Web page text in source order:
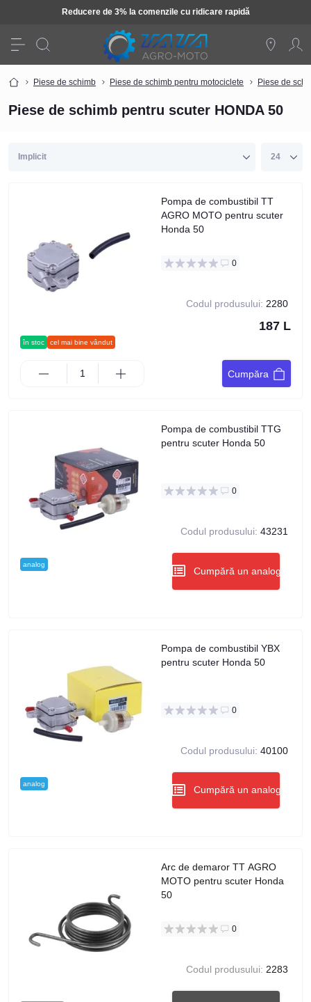
Reducere de 3% la comenzile cu ridicare rapidă
Piese de schimb Piese de schimb pentru motociclete Piese de
Piese de schimb pentru scuter HONDA 50
în stoc cel mai bine vândut
Pompa de combustibil TT
AGRO MOTO pentru scuter
Honda 50
0
Codul produsului: 2280
187 L
Cumpăra
analog
Pompa de combustibil TTG
pentru scuter Honda 50
0
Codul produsului: 43231
Cumpără un analog
analog
Pompa de combustibil YBX
pentru scuter Honda 50
0
Codul produsului: 40100
Cumpără un analog
Arc de demaror TT AGRO
MOTO pentru scuter Honda
50
0
Codul produsului: 2283